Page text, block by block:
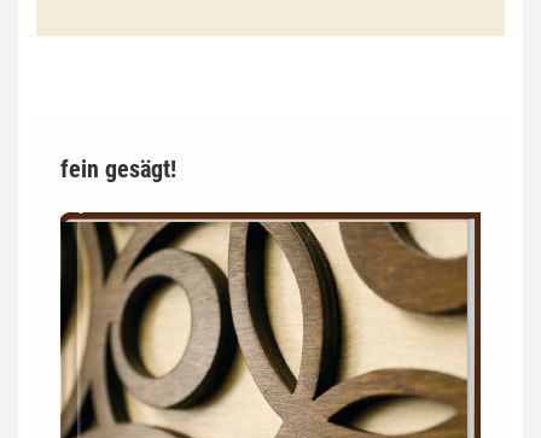
fein gesägt!